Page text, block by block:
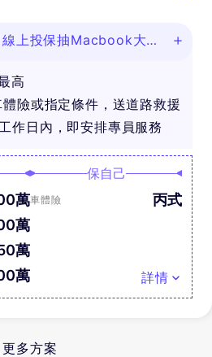
上投保抽Macbook大
高
險或指定條件，送道路救援
作日內，即安排專員服務
萬
萬
萬
萬
保自己
車體險 丙式
詳情
更多方案